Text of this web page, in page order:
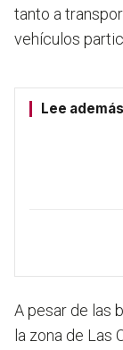
tanto a
vehículos
Lee además
A pesar de las
la zona de Las